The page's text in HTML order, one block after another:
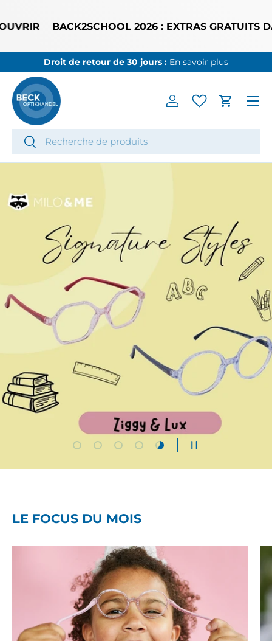
ALLER AU CONTENU
BACK2SCHOOL 2026 : EXTRAS GRATUITS
Droit de retour de 30 jours : En savoir plus
Recherche
Rechercher
Se connecterPanier
Menu
Charger la diapositive 1 de 5
Charger la diapositive 2 de 5
Charger la diapositive 3 de 5
Charger la diapositive 4 de 5
Charger la diapositive 5
METTRE EN
LE FOCUS DU MOIS